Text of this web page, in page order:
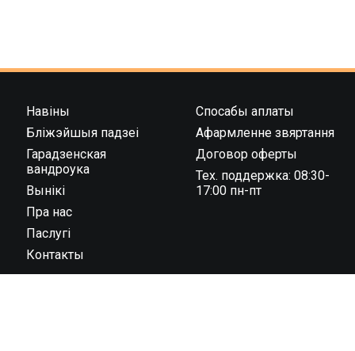
Навіны
Бліжэйшыя падзеі
Гарадзенская
вандроука
Вынікі
Пра нас
Паслугі
Контакты
Спосабы аплаты
Афармленне звяртання
Договор оферты
Тех. поддержка: 08:30-
17:00 пн-пт